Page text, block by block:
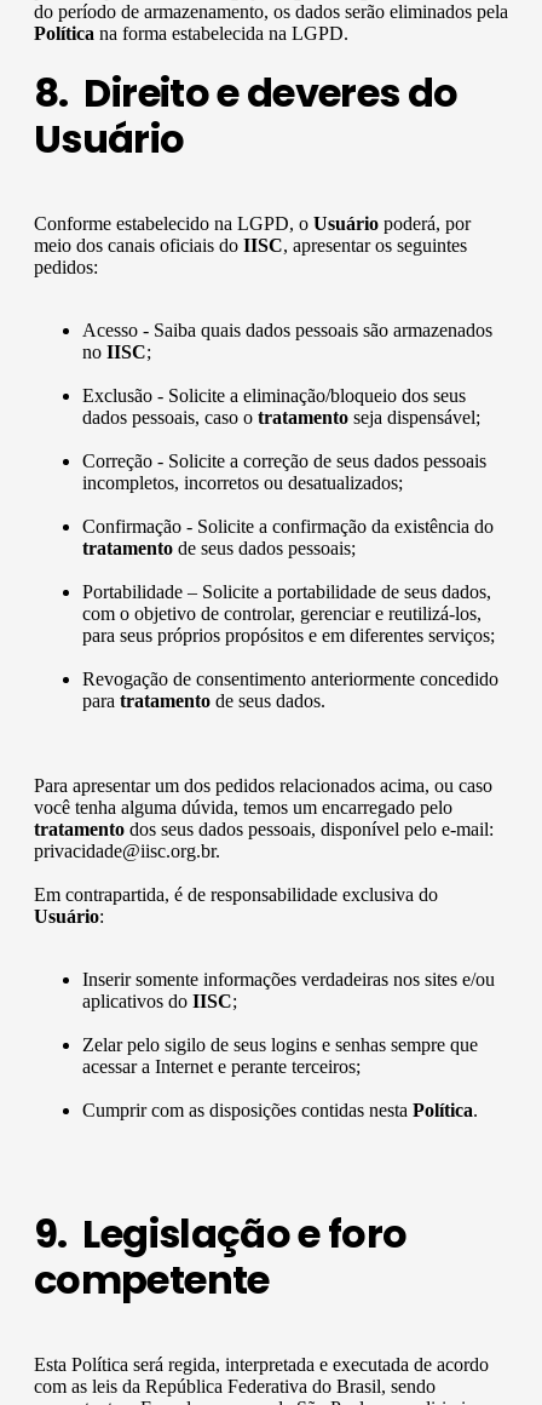
do período de armazenamento, os dados serão eliminados pela
Política na forma estabelecida na LGPD.
8. Direito e deveres do
Usuário
Conforme estabelecido na LGPD, o Usuário poderá, por
meio dos canais oficiais do IISC, apresentar os seguintes
pedidos:
Acesso - Saiba quais dados pessoais são armazenados
no IISC;
Exclusão - Solicite a eliminação/bloqueio dos seus
dados pessoais, caso o tratamento seja dispensável;
Correção - Solicite a correção de seus dados pessoais
incompletos, incorretos ou desatualizados;
Confirmação - Solicite a confirmação da existência do
tratamento de seus dados pessoais;
Portabilidade – Solicite a portabilidade de seus dados,
com o objetivo de controlar, gerenciar e reutilizá-los,
para seus próprios propósitos e em diferentes serviços;
Revogação de consentimento anteriormente concedido
para tratamento de seus dados.
Para apresentar um dos pedidos relacionados acima, ou caso
você tenha alguma dúvida, temos um encarregado pelo
tratamento dos seus dados pessoais, disponível pelo e-mail:
privacidade@iisc.org.br.
Em contrapartida, é de responsabilidade exclusiva do
Usuário:
Inserir somente informações verdadeiras nos sites e/ou
aplicativos do IISC;
Zelar pelo sigilo de seus logins e senhas sempre que
acessar a Internet e perante terceiros;
Cumprir com as disposições contidas nesta Política.
9. Legislação e foro
competente
Esta Política será regida, interpretada e executada de acordo
com as leis da República Federativa do Brasil, sendo